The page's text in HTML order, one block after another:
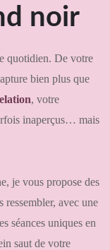
noir
quotidien. De votre
bien plus que
, votre
inaperçus… mais
je vous propose des
ressembler, avec une
séances uniques en
saut de votre